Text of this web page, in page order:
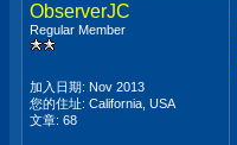
ObserverJC
Regular Member
加入日期: Nov 2013
您的住址: California, USA
文章: 68